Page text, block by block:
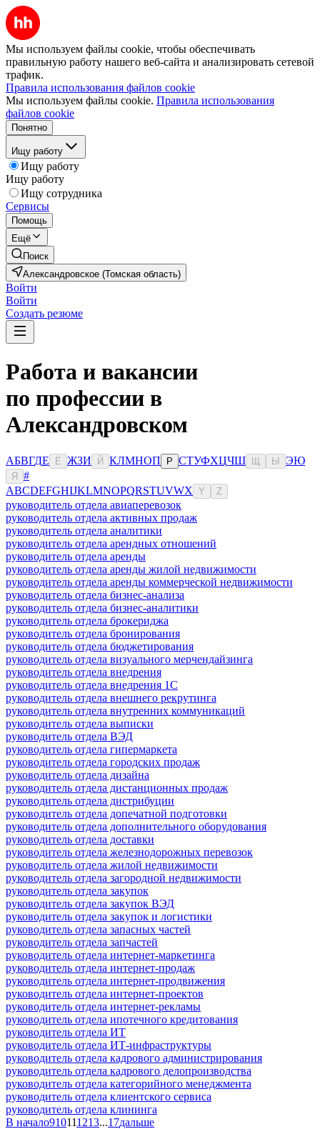
Мы используем файлы cookie, чтобы обеспечивать
правильную работу нашего веб-сайта и анализировать сетевой
трафик.
Правила использования файлов cookie
Мы используем файлы cookie. Правила использования
файлов cookie
Понятно
Ищу работу
Ищу работу
Ищу работу
Ищу сотрудника
Сервисы
Помощь
Ещё
Поиск
Александровское (Томская область)
Войти
Войти
Создать резюме
Работа и вакансии
по профессии в
Александровском
АБВГДЕ Ё ЖЗИ Й КЛМНОП Р СТУФХЦЧШ Ы ЭЮ
Я
#
ABCDEFGHIJKLMNOPQRSTUVWX Y Z
руководитель отдела авиаперевозок
руководитель отдела активных продаж
руководитель отдела аналитики
руководитель отдела арендных отношений
руководитель отдела аренды
руководитель отдела аренды жилой недвижимости
руководитель отдела аренды коммерческой недвижимости
руководитель отдела бизнес-анализа
руководитель отдела бизнес-аналитики
руководитель отдела брокериджа
руководитель отдела бронирования
руководитель отдела бюджетирования
руководитель отдела визуального мерчендайзинга
руководитель отдела внедрения
руководитель отдела внедрения 1С
руководитель отдела внешнего рекрутинга
руководитель отдела внутренних коммуникаций
руководитель отдела выписки
руководитель отдела ВЭД
руководитель отдела гипермаркета
руководитель отдела городских продаж
руководитель отдела дизайна
руководитель отдела дистанционных продаж
руководитель отдела дистрибуции
руководитель отдела допечатной подготовки
руководитель отдела дополнительного оборудования
руководитель отдела доставки
руководитель отдела железнодорожных перевозок
руководитель отдела жилой недвижимости
руководитель отдела загородной недвижимости
руководитель отдела закупок
руководитель отдела закупок ВЭД
руководитель отдела закупок и логистики
руководитель отдела запасных частей
руководитель отдела запчастей
руководитель отдела интернет-маркетинга
руководитель отдела интернет-продаж
руководитель отдела интернет-продвижения
руководитель отдела интернет-проектов
руководитель отдела интернет-рекламы
руководитель отдела ипотечного кредитования
руководитель отдела ИТ
руководитель отдела ИТ-инфраструктуры
руководитель отдела кадрового администрирования
руководитель отдела кадрового делопроизводства
руководитель отдела категорийного менеджмента
руководитель отдела клиентского сервиса
руководитель отдела клининга
В начало910111213...17дальше